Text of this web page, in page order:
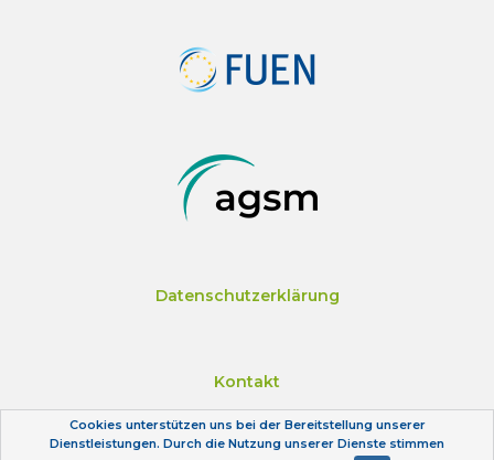
Datenschutzerklärung
Kontakt
Cookies unterstützen uns bei der Bereitstellung unserer
Dienstleistungen. Durch die Nutzung unserer Dienste stimmen